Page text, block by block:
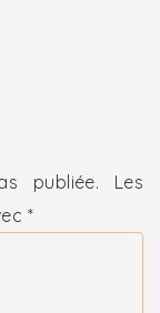
publiée.
Les
*